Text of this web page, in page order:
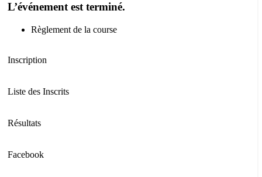
L’événement est terminé.
Règlement de la course
Inscription
Liste des Inscrits
Résultats
Facebook